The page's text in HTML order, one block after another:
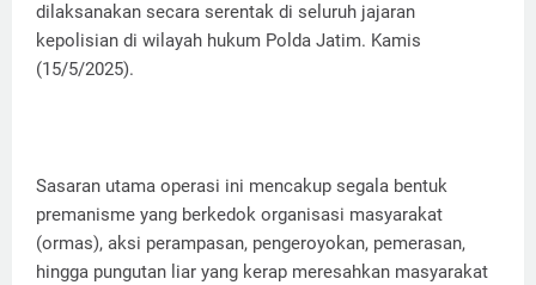
dilaksanakan secara serentak di seluruh jajaran
kepolisian di wilayah hukum Polda Jatim. Kamis
(15/5/2025).
Sasaran utama operasi ini mencakup segala bentuk
premanisme yang berkedok organisasi masyarakat
(ormas), aksi perampasan, pengeroyokan, pemerasan,
hingga pungutan liar yang kerap meresahkan masyarakat